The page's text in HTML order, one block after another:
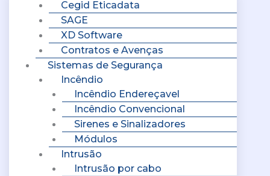
Cegid Eticadata
SAGE
XD Software
Contratos e Avenças
Sistemas de Segurança
Incêndio
Incêndio Endereçavel
Incêndio Convencional
Sirenes e Sinalizadores
Módulos
Intrusão
Intrusão por cabo